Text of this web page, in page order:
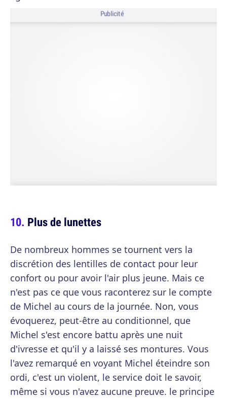
Publicité
Plus de lunettes
De nombreux hommes se tournent vers la
discrétion des lentilles de contact pour leur
confort ou pour avoir l'air plus jeune. Mais ce
n'est pas ce que vous raconterez sur le compte
de Michel au cours de la journée. Non, vous
évoquerez, peut-être au conditionnel, que
Michel s'est encore battu après une nuit
d'ivresse et qu'il y a laissé ses montures. Vous
l'avez remarqué en voyant Michel éteindre son
ordi, c'est un violent, le service doit le savoir,
même si vous n'avez aucune preuve. le principe